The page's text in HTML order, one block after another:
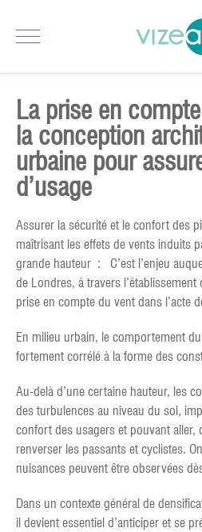
La prise en
la conception
urbaine pour
d’usage
Assurer la sécurité et le confort des
maîtrisant les effets de vents induits
grande hauteur : C’est l’enjeu
de Londres, à travers l’établissement
prise en compte du vent dans l’acte
En milieu urbain, le comportement
fortement corrélé à la forme des
Au-delà d’une certaine hauteur, les
des turbulences au niveau du sol,
confort des usagers et pouvant aller,
renverser les passants et cyclistes.
nuisances peuvent être observées
Dans un contexte général de
il devient essentiel d’anticiper et se